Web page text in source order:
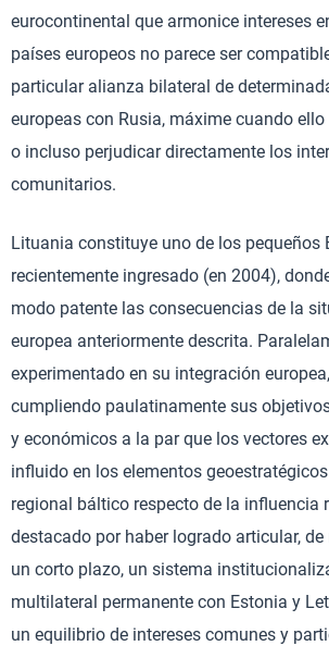
eurocontinental que armonice intereses
países europeos no parece ser
particular alianza bilateral de
europeas con Rusia, máxime cuando
o incluso perjudicar directamente los
comunitarios.
Lituania constituye uno de los pequeños
recientemente ingresado (en 2004),
modo patente las consecuencias de la
europea anteriormente descrita.
experimentado en su integración
cumpliendo paulatinamente sus
y económicos a la par que los vectores
influido en los elementos
regional báltico respecto de la influencia
destacado por haber logrado articular,
un corto plazo, un sistema
multilateral permanente con Estonia y
un equilibrio de intereses comunes y